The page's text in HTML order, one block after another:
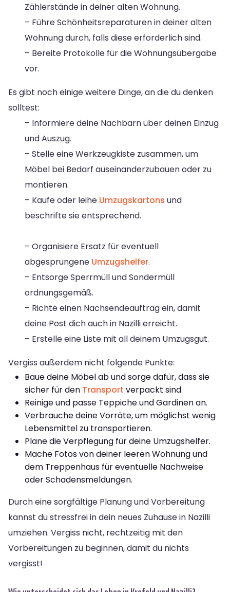
Zählerstände in deiner alten Wohnung.
– Führe Schönheitsreparaturen in deiner alten
Wohnung durch, falls diese erforderlich sind.
– Bereite Protokolle für die Wohnungsübergabe
vor.
Es gibt noch einige weitere Dinge, an die du denken
solltest:
– Informiere deine Nachbarn über deinen Einzug
und Auszug.
– Stelle eine Werkzeugkiste zusammen, um
Möbel bei Bedarf auseinanderzubauen oder zu
montieren.
– Kaufe oder leihe Umzugskartons und
beschrifte sie entsprechend.
– Organisiere Ersatz für eventuell
abgesprungene Umzugshelfer.
– Entsorge Sperrmüll und Sondermüll
ordnungsgemäß.
– Richte einen Nachsendeauftrag ein, damit
deine Post dich auch in Nazilli erreicht.
– Erstelle eine Liste mit all deinem Umzugsgut.
Vergiss außerdem nicht folgende Punkte:
Baue deine Möbel ab und sorge dafür, dass sie
sicher für den Transport verpackt sind.
Reinige und passe Teppiche und Gardinen an.
Verbrauche deine Vorräte, um möglichst wenig
Lebensmittel zu transportieren.
Plane die Verpflegung für deine Umzugshelfer.
Mache Fotos von deiner leeren Wohnung und
dem Treppenhaus für eventuelle Nachweise
oder Schadensmeldungen.
Durch eine sorgfältige Planung und Vorbereitung
kannst du stressfrei in dein neues Zuhause in Nazilli
umziehen. Vergiss nicht, rechtzeitig mit den
Vorbereitungen zu beginnen, damit du nichts
vergisst!